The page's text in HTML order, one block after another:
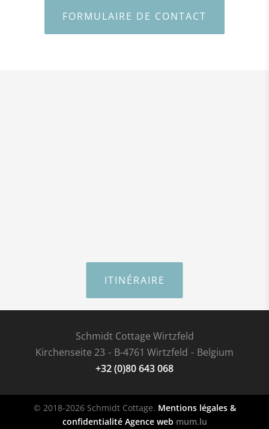
FORMULAIRE DE CONTACT
ITINÉRAIRE
Schmidt Cottage Wirtzfeld
Kirchenseite 23
B-4761 Wirtzfeld
Belgium
+32 (0)80 643 068
© 2018-2026 Schmidt Cottage. Mentions légales &
confidentialité Agence web mum.lu